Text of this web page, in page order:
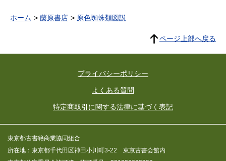
ホーム 藤原書店 原色蜘蛛類図説
ページ上部へ戻る
プライバシーポリシー
よくある質問
特定商取引に関する法律に基づく表記
東京都古書籍商業協同組合
所在地：東京都千代田区神田小川町3-22 東京古書会館内